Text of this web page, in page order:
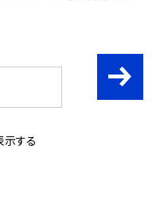
示する